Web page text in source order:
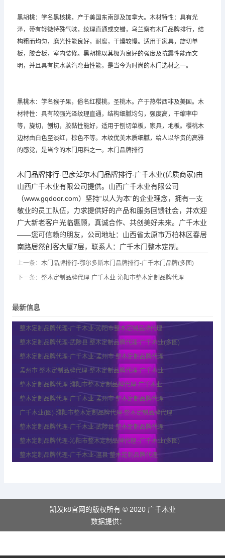
黑胡桃：学名黑核桃，产于美国东南部及加拿大。木材特性：具有光
泽，带有轻微特殊气味，纹理直通或交错，乌兰察布木门品牌排行，结
构粗而均匀，磨光性能良好，耐腐，干燥较慢。适用于家具，旋切单
板，胶合板，室内装修。黑胡桃以其极为良好的强度及抗震性能而文
明，并且具有抗水蒸汽弯曲性能，是当今为时尚的木门选材之一。
黑桃木：学名猴子果，俗名红樱桃，圣桃木。产于热带西非及美国。木
材特性：具有较强光泽纹理直通，结构细腻均匀，强度高，干缩率中
等，旋切，刨切，胶黏性能好，适用于刨切单板，家具，地板。樱桃木
边材由白色至淡红，棕色不等。木纹优美木质细腻，给人以华贵的高雅
的感觉，是当今的木门用料之一。木门品牌排行
木门品牌排行-巴彦淖尔木门品牌排行-广千木业(优质商家)由
山西广千木业有限公司提供。山西广千木业有限公司
（www.gqdoor.com）坚持“以人为本”的企业理念，拥有一支
敬业的员工队伍，力求提供好的产品和服务回馈社会，并欢迎
广大新老客户光临惠顾，真诚合作、共创美好未来。广千木业
——您可信赖的朋友，公司地址：山西省太原市万柏林区春居
南路居然创客大厦7层，联系人：广千木门整木定制。
上一条： 木门品牌排行-鄂尔多斯木门品牌排行-广千木门品牌(多图)
下一条： 整木定制品牌代理-广千木业-沁阳市整木定制品牌代理
最新信息
整木定制品牌代理-广千木业-沁阳市整木定制品牌代理
整木定制品牌代理-武陟县 整木定制品牌代理-广千木业(多图)
整木定制品牌代理-广千木业-孟州市 整木定制品牌代理
孟州市 整木定制品牌代理-整木定制品牌代理-广千木业
整木定制品牌代理-濮阳市整木定制品牌代理-广千木业
整木定制品牌代理-广千木业-孟州市 整木定制品牌代理
广千木业(图)-濮阳市整木定制品牌代理-整木定制品牌代理
整木定制品牌代理-广千木业-武陟县 整木定制品牌代理
整木定制品牌代理-沁阳市整木定制品牌代理 -广千木业(多图)
整木定制品牌代理-广千木业-温县 整木定制品牌代理
凯发k8官网的版权所有 © 2020 广千木业
数据提供：